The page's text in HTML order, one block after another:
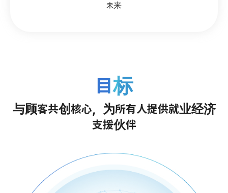
未来
目标
与顾客共创核心，为所有人提供就业经济
支援伙伴